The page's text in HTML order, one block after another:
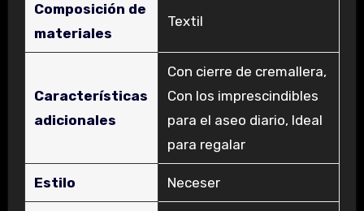
Composición de
materiales
‎Textil
Características
adicionales
‎Con cierre de cremallera,
Con los imprescindibles
para el aseo diario, Ideal
para regalar
Estilo ‎Neceser